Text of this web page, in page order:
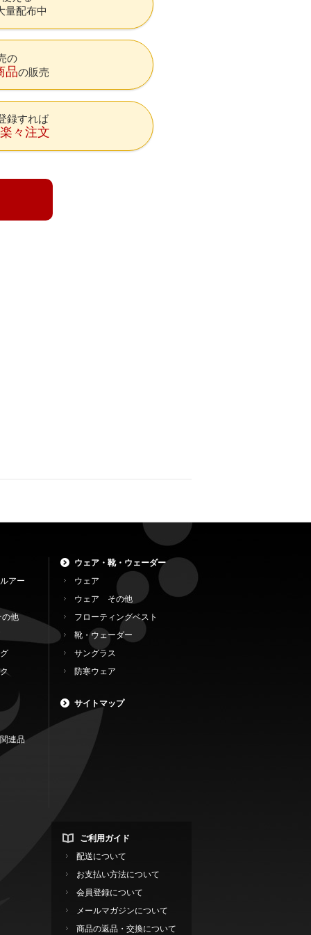
量配布中
の
品の販売
録すれば
々注文
アー
の他
連品
ウェア・靴・ウェーダー
ウェア
ウェア その他
フローティングベスト
靴・ウェーダー
サングラス
防寒ウェア
サイトマップ
ご利用ガイド
配送について
お支払い方法について
会員登録について
メールマガジンについて
商品の返品・交換について